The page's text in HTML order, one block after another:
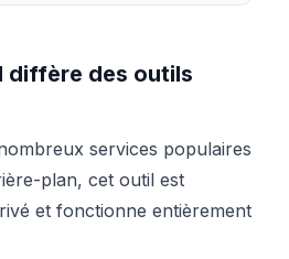
diffère des outils
services populaires
plan, cet outil est
et fonctionne entièrement